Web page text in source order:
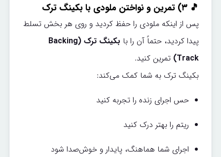
🎵 ۳) تمرین و نواختن ملودی با بکینگ ترک
پس از اینکه ملودی را حفظ کردید و روی هر بخش تسلط
پیدا کردید، حتماً آن را با
بکینگ ترک (Backing
Track) تمرین کنید.
بکینگ ترک به شما کمک می‌کند:
حس اجرای زنده را تجربه کنید
ریتم را بهتر درک کنید
اجرای شما هماهنگ، پایدار و خوش‌صدا شود